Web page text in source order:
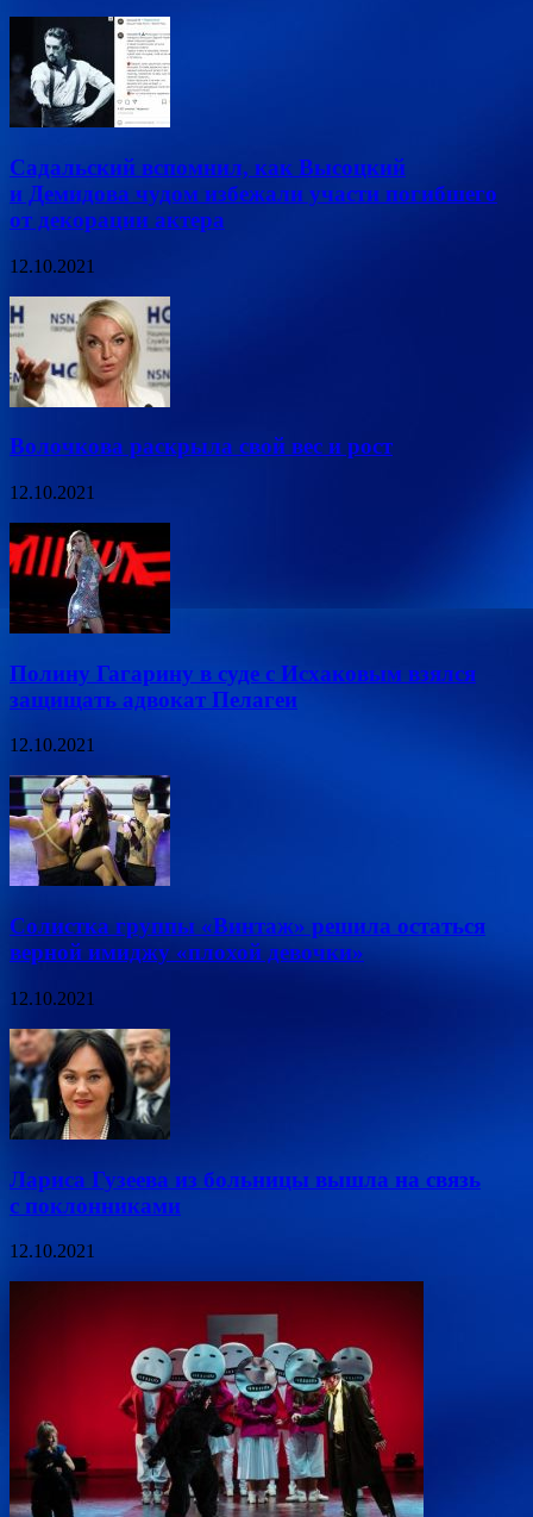
Садальский вспомнил, как Высоцкий
и Демидова чудом избежали участи погибшего
от декорации актера
12.10.2021
Волочкова раскрыла свой вес и рост
12.10.2021
Полину Гагарину в суде с Исхаковым взялся
защищать адвокат Пелагеи
12.10.2021
Солистка группы «Винтаж» решила остаться
верной имиджу «плохой девочки»
12.10.2021
Лариса Гузеева из больницы вышла на связь
с поклонниками
12.10.2021